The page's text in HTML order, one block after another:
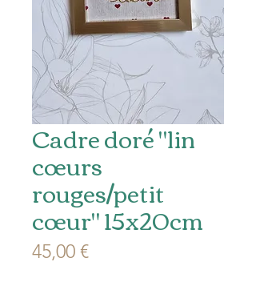
Cadre doré "lin
cœurs
rouges/petit
cœur" 15x20cm
45,00 €Prix